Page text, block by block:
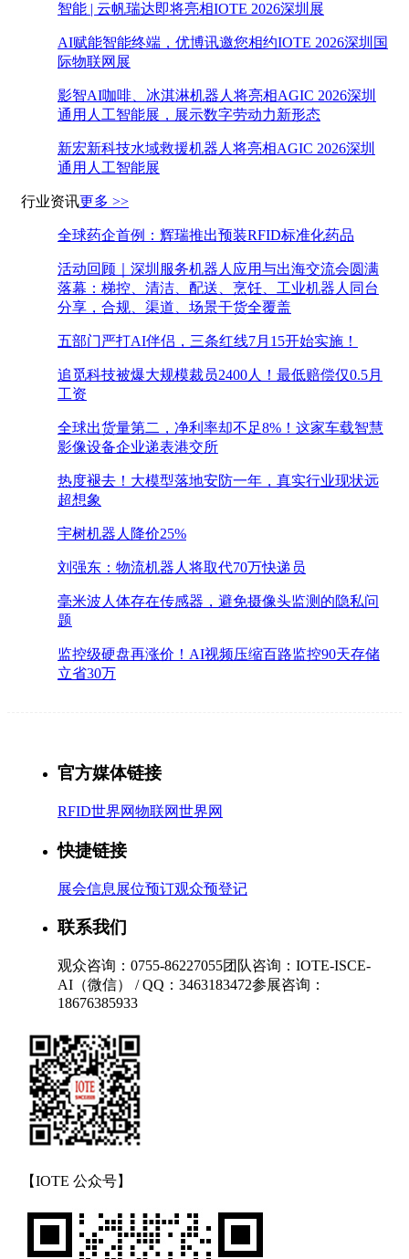
智能 | 云帆瑞达即将亮相IOTE 2026深圳展
AI赋能智能终端，优博讯邀您相约IOTE 2026深圳国
际物联网展
影智AI咖啡、冰淇淋机器人将亮相AGIC 2026深圳
通用人工智能展，展示数字劳动力新形态
新宏新科技水域救援机器人将亮相AGIC 2026深圳
通用人工智能展
行业资讯更多 >>
全球药企首例：辉瑞推出预装RFID标准化药品
活动回顾｜深圳服务机器人应用与出海交流会圆满
落幕：梯控、清洁、配送、烹饪、工业机器人同台
分享，合规、渠道、场景干货全覆盖
五部门严打AI伴侣，三条红线7月15开始实施！
追觅科技被爆大规模裁员2400人！最低赔偿仅0.5月
工资
全球出货量第二，净利率却不足8%！这家车载智慧
影像设备企业递表港交所
热度褪去！大模型落地安防一年，真实行业现状远
超想象
宇树机器人降价25%
刘强东：物流机器人将取代70万快递员
毫米波人体存在传感器，避免摄像头监测的隐私问
题
监控级硬盘再涨价！AI视频压缩百路监控90天存储
立省30万
官方媒体链接
RFID世界网物联网世界网
快捷链接
展会信息 展位预订观众预登记
联系我们
观众咨询：0755-86227055团队咨询：IOTE-ISCE-
AI（微信） / QQ：3463183472参展咨询：
18676385933
【IOTE 公众号】